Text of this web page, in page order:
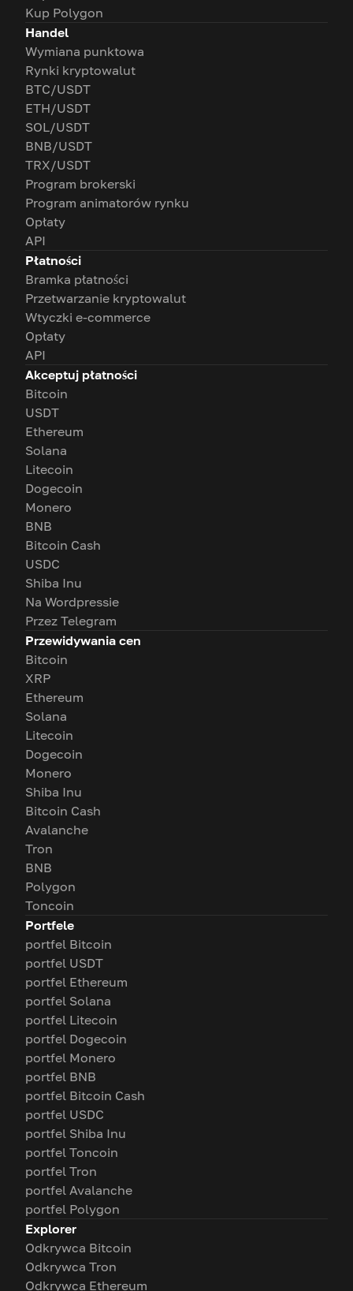
Kup Polygon
Handel
Wymiana punktowa
Rynki kryptowalut
BTC/USDT
ETH/USDT
SOL/USDT
BNB/USDT
TRX/USDT
Program brokerski
Program animatorów rynku
Opłaty
API
Płatności
Bramka płatności
Przetwarzanie kryptowalut
Wtyczki e-commerce
Opłaty
API
Akceptuj płatności
Bitcoin
USDT
Ethereum
Solana
Litecoin
Dogecoin
Monero
BNB
Bitcoin Cash
USDC
Shiba Inu
Na Wordpressie
Przez Telegram
Przewidywania cen
Bitcoin
XRP
Ethereum
Solana
Litecoin
Dogecoin
Monero
Shiba Inu
Bitcoin Cash
Avalanche
Tron
BNB
Polygon
Toncoin
Portfele
portfel Bitcoin
portfel USDT
portfel Ethereum
portfel Solana
portfel Litecoin
portfel Dogecoin
portfel Monero
portfel BNB
portfel Bitcoin Cash
portfel USDC
portfel Shiba Inu
portfel Toncoin
portfel Tron
portfel Avalanche
portfel Polygon
Explorer
Odkrywca Bitcoin
Odkrywca Tron
Odkrywca Ethereum